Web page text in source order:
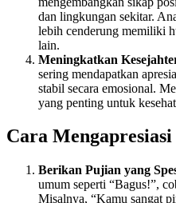
dan lingkungan sekitar.
lebih cenderung memiliki
lain.
Meningkatkan
sering mendapatkan
stabil secara emosional.
yang penting untuk
Cara
Berikan Pujian yang
umum seperti “Bagus!”,
Misalnya, “Kamu sangat